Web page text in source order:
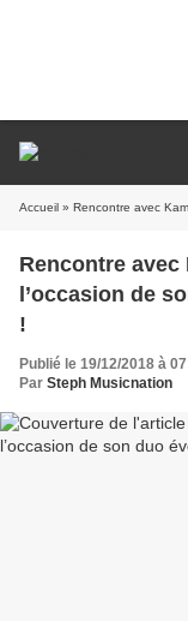
Accueil » Rencontre avec
Rencontre avec
l’occasion de
!
Publié le 19/12/2018 à
Par Steph Musicnation